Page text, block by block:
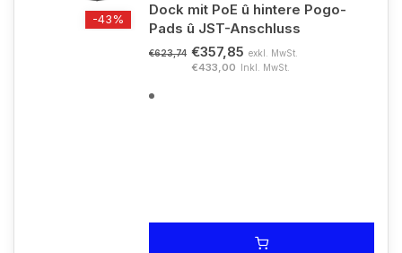
-43%
Dock mit PoE û hintere Pogo-
Pads û JST-Anschluss
€623,74 €357,85 exkl. MwSt.
€433,00 Inkl. MwSt.